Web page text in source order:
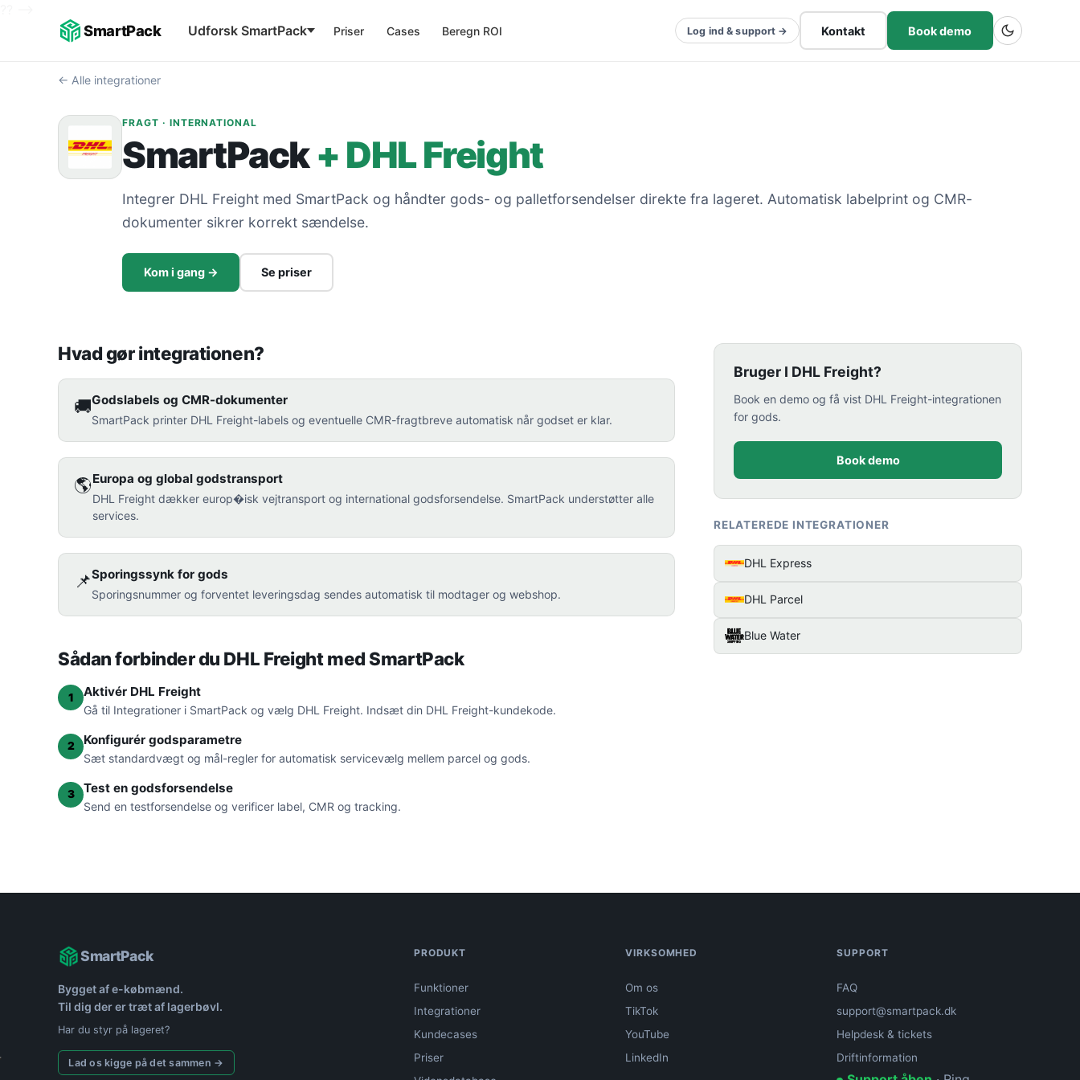
SmartPack Udforsk SmartPack Priser Cases Beregn ROI Log ind & support → Kontakt Book demo
← Alle integrationer
FRAGT · INTERNATIONAL
SmartPack+ DHL Freight
Integrer DHL Freight med SmartPack og håndter gods- og palletforsendelser direkte fra lageret. Automatisk labelprint og CMR-
dokumenter sikrer korrekt sændelse.
Kom i gang → Se priser
Hvad gør integrationen?
🚚Godslabels og CMR-dokumenter
SmartPack printer DHL Freight-labels og eventuelle CMR-fragtbreve automatisk når godset er klar.
🌎Europa og global godstransport
DHL Freight dækker europ�isk vejtransport og international godsforsendelse. SmartPack understøtter alle
services.
📌Sporingssynk for gods
Sporingsnummer og forventet leveringsdag sendes automatisk til modtager og webshop.
Sådan forbinder du DHL Freight med SmartPack
1 Aktivér DHL Freight
Gå til Integrationer i SmartPack og vælg DHL Freight. Indsæt din DHL Freight-kundekode.
2 Konfigurér godsparametre
Sæt standardvægt og mål-regler for automatisk servicevælg mellem parcel og gods.
3 Test en godsforsendelse
Send en testforsendelse og verificer label, CMR og tracking.
Bruger I DHL Freight?
Book en demo og få vist DHL Freight-integrationen
for gods.
Book demo
RELATEREDE INTEGRATIONER
DHL Express
DHL Parcel
Blue Water
SmartPack
Bygget af e-købmænd.
Til dig der er træt af lagerbøvl.
Har du styr på lageret?
Lad os kigge på det sammen →
PRODUKT
Funktioner
Integrationer
Kundecases
Priser
VIRKSOMHED
Om os
TikTok
YouTube
LinkedIn
SUPPORT
FAQ
support@smartpack.dk
Helpdesk & tickets
Driftinformation